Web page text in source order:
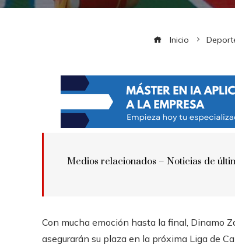
Inicio
Medios relacionados – Noticias de
Con mucha emoción hasta la final, Dinamo
asegurarán su plaza en la próxima Liga de